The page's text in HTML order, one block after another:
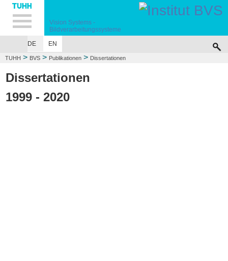
Hauptnavigation
Unternavigation
Inhalt
Suche
Vision Systems -
Bildverarbeitungssysteme
DE
EN
TUHH > BVS > Publikationen > Dissertationen
Dissertationen
1999 - 2020